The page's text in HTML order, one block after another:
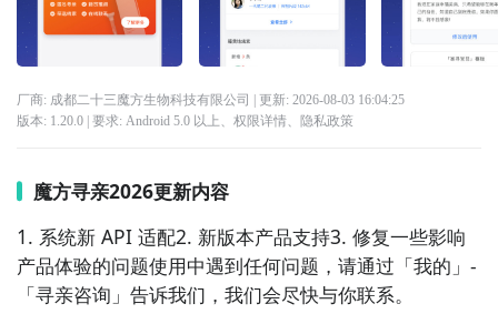
厂商: 成都二十三魔方生物科技有限公司 | 更新: 2026-08-03 16:04:25
版本: 1.20.0| 要求: Android 5.0 以上、 权限详情、 隐私政策
魔方寻亲2026更新内容
1. 系统新 API 适配2. 新版本产品支持3. 修复一些影响
产品体验的问题使用中遇到任何问题，请通过「我的」-
「寻亲咨询」告诉我们，我们会尽快与你联系。